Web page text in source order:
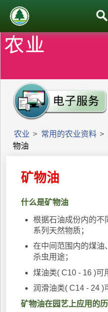
农业 > 常用的农业资料 >
物油
矿物油
什么是矿物油
根据石油成份内的不
系列天然物质；
在中间范围内的煤油
杀虫用途；
煤油类( C10 - 16 )可
润滑油类( C14 - 24 )
矿物油在园艺上应用的